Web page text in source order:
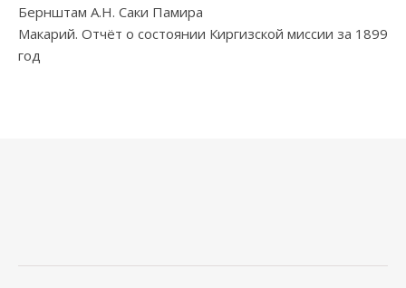
Бернштам А.Н. Саки Памира
Макарий. Отчёт о состоянии Киргизской миссии за 1899
год